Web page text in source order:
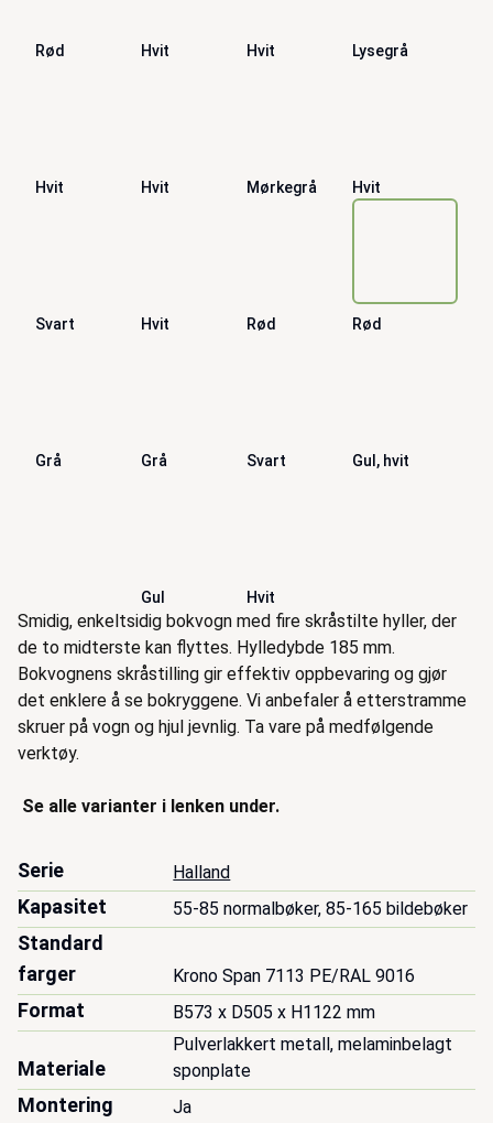
Rød Hvit Hvit Lysegrå
Hvit Hvit Mørkegrå Hvit
Svart Hvit Rød Rød
Grå Grå Svart Gul, hvit
Gul Hvit
Beskrivelse
Smidig, enkeltsidig bokvogn med fire skråstilte hyller, der
de to midterste kan flyttes. Hylledybde 185 mm.
Bokvognens skråstilling gir effektiv oppbevaring og gjør
det enklere å se bokryggene. Vi anbefaler å etterstramme
skruer på vogn og hjul jevnlig. Ta vare på medfølgende
verktøy.
Se alle varianter i lenken under.
Serie Halland
Kapasitet 55-85 normalbøker, 85-165 bildebøker
Standard
farger
Krono Span 7113 PE/RAL 9016
Format B573 x D505 x H1122 mm
Materiale
Pulverlakkert metall, melaminbelagt
sponplate
Montering Ja